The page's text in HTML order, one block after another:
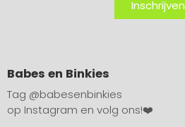
Inschrijven
Babes en Binkies
Tag @babesenbinkies
op Instagram en volg ons!❤️